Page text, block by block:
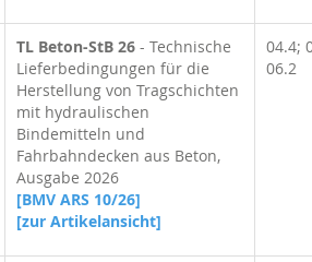
TL Beton-StB 26 - Technische
Lieferbedingungen für die
Herstellung von Tragschichten
mit hydraulischen
Bindemitteln und
Fahrbahndecken aus Beton,
Ausgabe 2026
[BMV ARS 10/26]
[zur Artikelansicht]
04.4;
06.2